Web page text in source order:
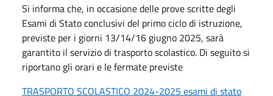
Si informa che, in occasione delle prove scritte degli
Esami di Stato conclusivi del primo ciclo di istruzione,
previste per i giorni 13/14/16 giugno 2025, sarà
garantito il servizio di trasporto scolastico. Di seguito si
riportano gli orari e le fermate previste
TRASPORTO SCOLASTICO 2024-2025 esami di stato